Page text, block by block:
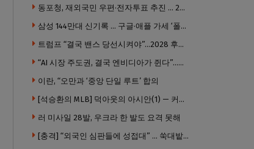
동포청, 재외국민 우편·전자투표 추진 … 2028년 도입 목표
삼성 144만대 신기록 … 구글·애플 가세 ‘폴더블 대전’ 열린다
트럼프 “결국 밴스 당선시켜야”…2028 후계 구도 힘 싣나
“AI 시장 주도권, 결국 엔비디아가 쥔다”…모건스탠리 장담
이란, “오만과 ‘중앙 단일 루트’ 합의
[석승환의 MLB] 덕아웃의 아시안(1) — 커트 스즈키가 우리에게 묻는 것
러 미사일 28발, 우크라 한 발도 요격 못해
[충격] “외국인 심판들에 성접대” … 쑥대밭된 축협 어디까지 추락하나